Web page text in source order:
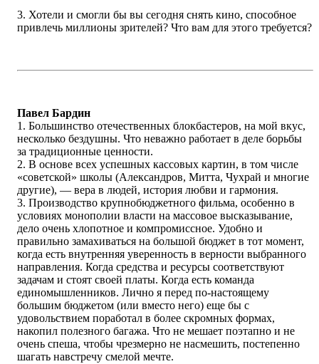
3. Хотели и смогли бы вы сегодня снять кино, способное
привлечь миллионы зрителей? Что вам для этого требуется?
Павел Бардин
1. Большинство отечественных блокбастеров, на мой вкус,
несколько бездушны. Что неважно работает в деле борьбы
за традиционные ценности.
2. В основе всех успешных кассовых картин, в том числе
«советской» школы (Александров, Митта, Чухрай и многие
другие), — вера в людей, история любви и гармония.
3. Производство крупнобюджетного фильма, особенно в
условиях монополии власти на массовое высказывание,
дело очень хлопотное и компромиссное. Удобно и
правильно замахиваться на большой бюджет в тот момент,
когда есть внутренняя уверенность в верности выбранного
направления. Когда средства и ресурсы соответствуют
задачам и стоят своей платы. Когда есть команда
единомышленников. Лично я перед по-настоящему
большим бюджетом (или вместо него) еще бы с
удовольствием поработал в более скромных формах,
накопил полезного багажа. Что не мешает поэтапно и не
очень спеша, чтобы чрезмерно не насмешить, постепенно
шагать навстречу смелой мечте.